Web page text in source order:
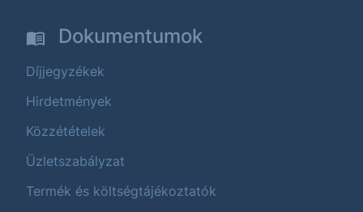
Dokumentumok
Díjjegyzékek
Hirdetmények
Közzétételek
Üzletszabályzat
Termék és költségtájékoztatók